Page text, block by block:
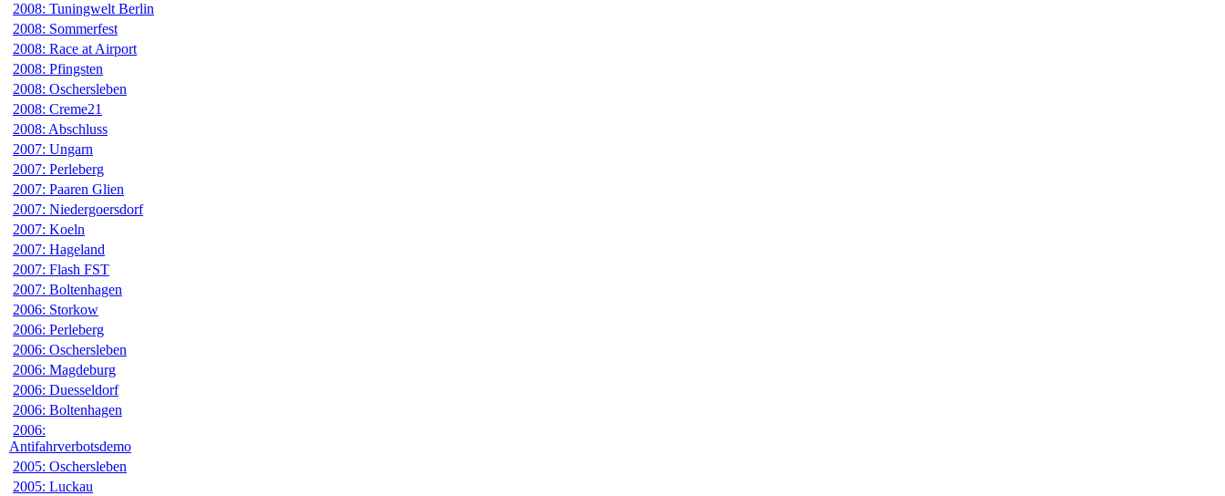
2008: Tuningwelt Berlin
2008: Sommerfest
2008: Race at Airport
2008: Pfingsten
2008: Oschersleben
2008: Creme21
2008: Abschluss
2007: Ungarn
2007: Perleberg
2007: Paaren Glien
2007: Niedergoersdorf
2007: Koeln
2007: Hageland
2007: Flash FST
2007: Boltenhagen
2006: Storkow
2006: Perleberg
2006: Oschersleben
2006: Magdeburg
2006: Duesseldorf
2006: Boltenhagen
2006:
Antifahrverbotsdemo
2005: Oschersleben
2005: Luckau